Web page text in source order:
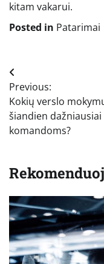
kitam vakarui.
Posted in Patarimai
Navigacija
tarp
įrašų
Previous:
Kokių verslo
šiandien dažniausiai
komandoms?